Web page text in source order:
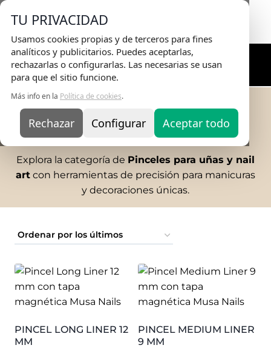
TU PRIVACIDAD
Usamos cookies propias y de terceros para fines
analíticos y publicitarios. Puedes aceptarlas,
rechazarlas o configurarlas. Las necesarias se usan
para que el sitio funcione.
Más info en la Política de cookies.
Rechazar Configurar Aceptar todo
Envio Gratisen pedidos superiores a 75€ |
Entrega en 24H
Inicio / TIENDA ONLINE
PINCELES
Explora la categoría de Pinceles para uñas y nail
art con herramientas de precisión para manicuras
y decoraciones únicas.
PINCEL LONG LINER 12
MM
PINCEL MEDIUM LINER
9 MM